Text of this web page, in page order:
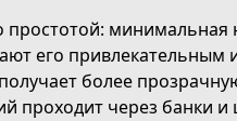
минимальная
его привлекательным
более
проходит через банки